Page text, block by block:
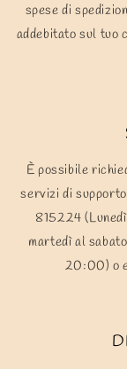
spese di
addebitato sul tuo
È possibile
servizi di
815224 (
martedì al
20:00) o